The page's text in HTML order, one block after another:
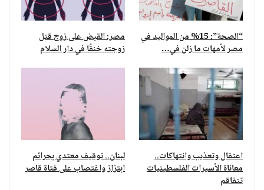
“الصحة”: 15% من المواليد في
مصر لأمهات ما زلن في…
مصر: القبض على زوج قتل
زوجته خنقًا في دار السلام
اعتقال وتعذيب وانتهاكات..
معاناة الأسيرات الفلسطينيات
تتفاقم
لبنان.. توقيف معتدي بجرائم
ابتزاز واغتصاب على فتاة قاصر